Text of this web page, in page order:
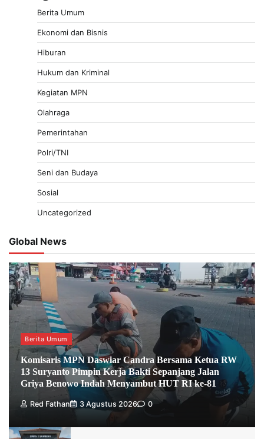
Berita Umum
Ekonomi dan Bisnis
Hiburan
Hukum dan Kriminal
Kegiatan MPN
Olahraga
Pemerintahan
Polri/TNI
Seni dan Budaya
Sosial
Uncategorized
Global News
Berita Umum
Komisaris MPN Daswiar Candra Bersama Ketua RW
13 Suryanto Pimpin Kerja Bakti Sepanjang Jalan
Griya Benowo Indah Menyambut HUT RI ke-81
Red Fathan 3 Agustus 2026 0